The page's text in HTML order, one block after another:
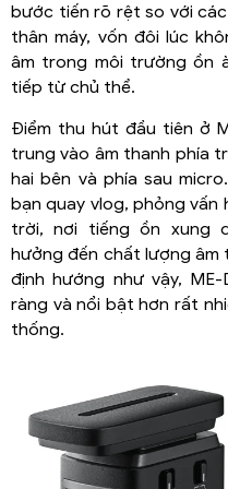
bước tiến rõ rệt so với
thân máy, vốn đôi lúc
âm trong môi trường ồn
tiếp từ chủ thể.
Điểm thu hút đầu tiên ở
trung vào âm thanh phía
hai bên và phía sau
bạn quay vlog, phỏng vấn
trời, nơi tiếng ồn xung
hưởng đến chất lượng âm
định hướng như vậy,
ràng và nổi bật hơn rất
thống.